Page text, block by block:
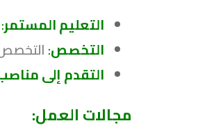
التعليم المستمر:
التخصص:
التقدم إلى
مجالات العمل: